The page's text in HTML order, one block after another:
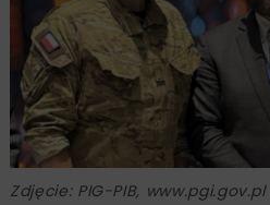
Zdjęcie: PIG-PIB, www.pgi.gov.pl